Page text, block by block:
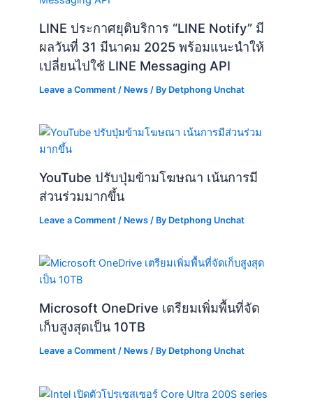
LINE ประกาศยุติบริการ “LINE Notify” มี
ผลวันที่ 31 มีนาคม 2025 พร้อมแนะนำให้
เปลี่ยนไปใช้ LINE Messaging API
Leave a Comment / News / By Detphong Unchat
YouTube ปรับปุ่มข้ามโฆษณา เน้นการมี
ส่วนร่วมมากขึ้น
Leave a Comment / News / By Detphong Unchat
Microsoft OneDrive เตรียมเพิ่มพื้นที่จัด
เก็บสูงสุดเป็น 10TB
Leave a Comment / News / By Detphong Unchat